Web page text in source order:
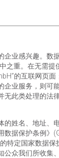
企业感兴趣。数
之重。在无需
的互联网页面
企业服务，则可
无此类处理的法
的姓名、地址、
数据保护条例》
特定国家数据
公众我们所收集